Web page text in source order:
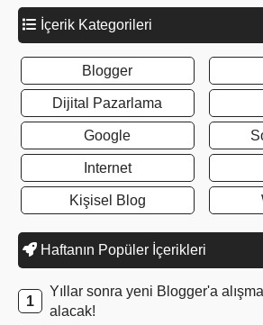
İçerik Kategorileri
Blogger
Dijital Pazarlama
Google
Internet
Kişisel Blog
Haftanın Popüler İçerikleri
Yıllar sonra yeni Blogger'a
alacak!